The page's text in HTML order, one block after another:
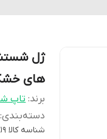
ژل
های خشک و
برند: تاپ
دسته‌بندی
شناسه کالا